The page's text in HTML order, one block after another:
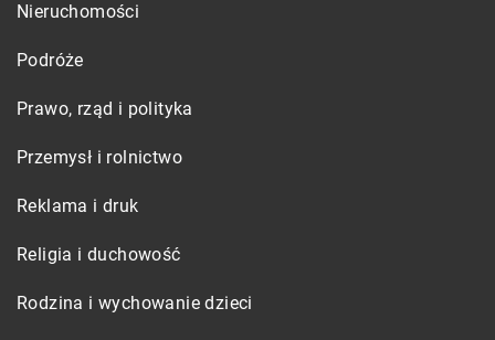
Nieruchomości
Podróże
Prawo, rząd i polityka
Przemysł i rolnictwo
Reklama i druk
Religia i duchowość
Rodzina i wychowanie dzieci